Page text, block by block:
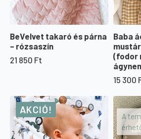
BeVelvet takaró és párna
– rózsaszín
21 850 Ft
Baba
(fodor
15 300
15
300 Ft
-
20
900 Ft
AKCIÓ!
A